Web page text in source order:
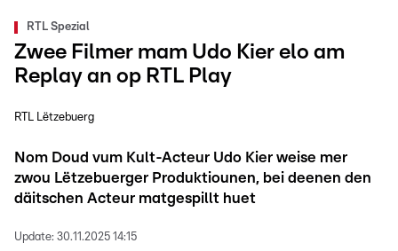
RTL Spezial
Zwee Filmer mam Udo Kier elo am
Replay an op RTL Play
RTL Lëtzebuerg
Nom Doud vum Kult-Acteur Udo Kier weise mer
zwou Lëtzebuerger Produktiounen, bei deenen den
däitschen Acteur matgespillt huet
Update: 30.11.2025 14:15